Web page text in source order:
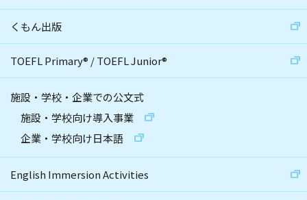
くもん出版
TOEFL Primary® /TOEFL Junior®
施設・学校・企業での公文式
施設・学校向け導入事業
企業・学校向け日本語
English Immersion Activities